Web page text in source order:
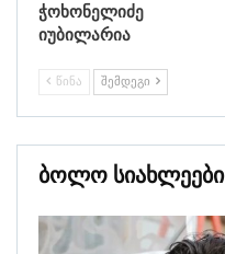
ჭოხონელიძე
იუბილარია
ᲬᲘᲜᲐ ᲨᲔᲛᲓᲔᲒᲘ
Ბოლო Სიახლეები